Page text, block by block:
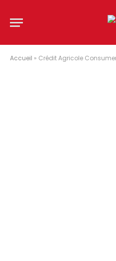
Accueil » Crédit Agricole